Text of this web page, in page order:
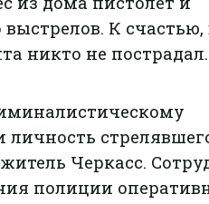
К счастью,
никто не пострадал.
личность
Черкасс.
полиции